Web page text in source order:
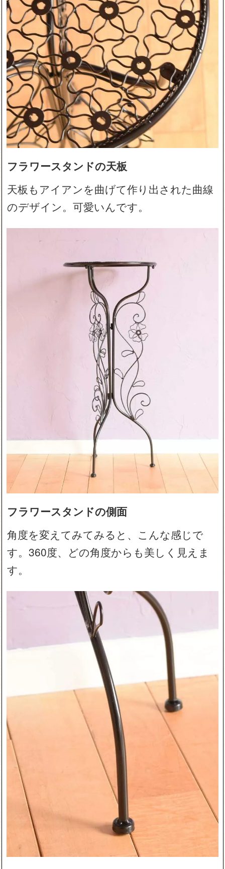
フラワースタンドの天板
天板もアイアンを曲げて作り出された曲線
のデザイン。可愛いんです。
フラワースタンドの側面
角度を変えてみてみると、こんな感じで
す。360度、どの角度からも美しく見えま
す。